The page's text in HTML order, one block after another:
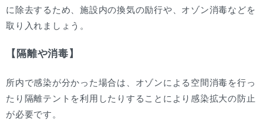
に除去するため、施設内の換気の励行や、オゾン消毒などを
取り入れましょう。
【隔離や消毒】
所内で感染が分かった場合は、オゾンによる空間消毒を行っ
たり隔離テントを利用したりすることにより感染拡大の防止
が必要です。